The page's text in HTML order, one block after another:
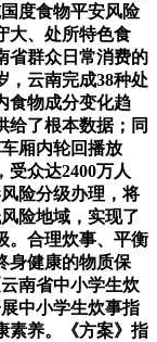
度食物平安风险
大、处所特色食
省群众日常消费的
，云南完成38种处
食物成分变化趋
给了根本数据；同
厢内轮回播放
受众达2400万人
险分级办理，将
险地域，实现了
。合理炊事、平衡
身健康的物质保
南省中小学生炊
中小学生炊事指
素养。《方案》指